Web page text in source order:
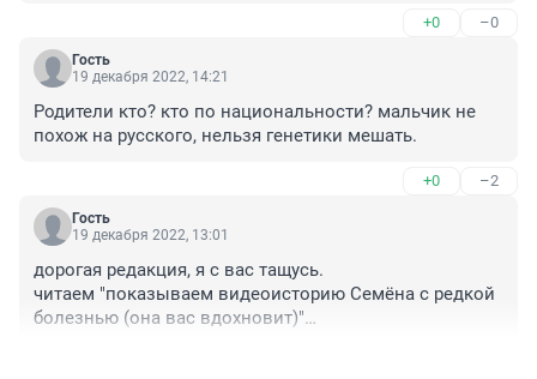
+0 –0
Гость
19 декабря 2022, 14:21
Родители кто? кто по национальности? мальчик не
похож на русского, нельзя генетики мешать.
+0 –2
Гость
19 декабря 2022, 13:01
дорогая редакция, я с вас тащусь.
читаем "показываем видеоисторию Семёна с редкой
болезнью (она вас вдохновит)"